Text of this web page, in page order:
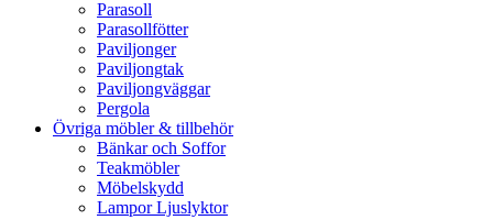
Parasoll
Parasollfötter
Paviljonger
Paviljongtak
Paviljongväggar
Pergola
Övriga möbler & tillbehör
Bänkar och Soffor
Teakmöbler
Möbelskydd
Lampor Ljuslyktor